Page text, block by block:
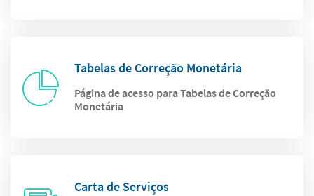
Tabelas de Correção Monetária
Página de acesso para Tabelas de Correção
Monetária
Carta de Serviços